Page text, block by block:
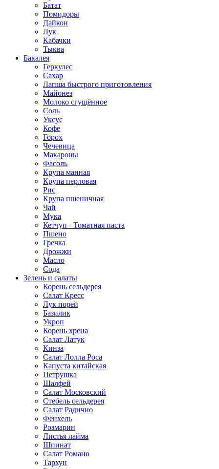
Батат
Помидоры
Дайкон
Лук
Кабачки
Тыква
Бакалея
Геркулес
Сахар
Лапша быстрого приготовления
Майонез
Молоко сгущённое
Соль
Уксус
Кофе
Горох
Чечевица
Макароны
Фасоль
Крупа манная
Крупа перловая
Рис
Крупа пшеничная
Чай
Мука
Кетчуп - Томатная паста
Пшено
Гречка
Дрожжи
Масло
Сода
Зелень и салаты
Корень сельдерея
Салат Кресс
Лук порей
Базилик
Укроп
Корень хрена
Салат Латук
Кинза
Салат Лолла Роса
Капуста китайская
Петрушка
Шалфей
Салат Московский
Стебель сельдерея
Салат Радичио
Фенхель
Розмарин
Листья лайма
Шпинат
Салат Романо
Тархун